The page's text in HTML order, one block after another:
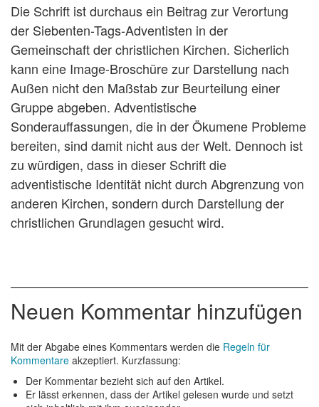
Die Schrift ist durchaus ein Beitrag zur Verortung
der Siebenten-Tags-Adventisten in der
Gemeinschaft der christlichen Kirchen. Sicherlich
kann eine Image-Broschüre zur Darstellung nach
Außen nicht den Maßstab zur Beurteilung einer
Gruppe abgeben. Adventistische
Sonderauffassungen, die in der Ökumene Probleme
bereiten, sind damit nicht aus der Welt. Dennoch ist
zu würdigen, dass in dieser Schrift die
adventistische Identität nicht durch Abgrenzung von
anderen Kirchen, sondern durch Darstellung der
christlichen Grundlagen gesucht wird.
Neuen Kommentar hinzufügen
Mit der Abgabe eines Kommentars werden die Regeln für
Kommentare akzeptiert. Kurzfassung:
Der Kommentar bezieht sich auf den Artikel.
Er lässt erkennen, dass der Artikel gelesen wurde und setzt